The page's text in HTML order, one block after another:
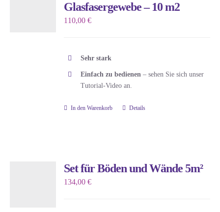
Glasfasergewebe – 10 m2
110,00€
Sehr stark
Einfach zu bedienen – sehen Sie sich unser
Tutorial-Video an.
In den Warenkorb Details
Set für Böden und Wände 5m²
134,00€